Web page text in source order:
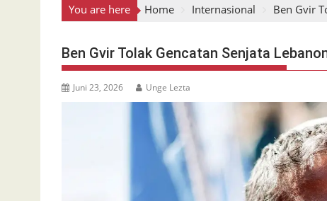
You are here Home Internasional Ben Gvir
Ben Gvir Tolak Gencatan Senjata
Juni 23, 2026 Unge Lezta